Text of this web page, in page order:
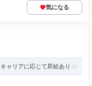
気になる
ャリアに応じて昇給あり